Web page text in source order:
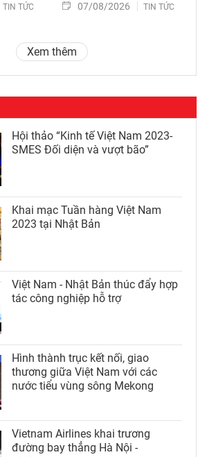
TIN TỨC 07/08/2026 TIN TỨC
Xem thêm
Hội thảo “Kinh tế Việt Nam 2023-
SMES Đối diện và vượt bão”
Khai mạc Tuần hàng Việt Nam
2023 tại Nhật Bản
Việt Nam - Nhật Bản thúc đẩy hợp
tác công nghiệp hỗ trợ
Hình thành trục kết nối, giao
thương giữa Việt Nam với các
nước tiểu vùng sông Mekong
Vietnam Airlines khai trương
đường bay thẳng Hà Nội -